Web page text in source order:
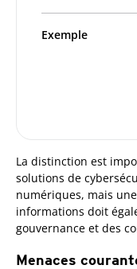
Exemple
La distinction est
solutions de
numériques, mais
informations doit
gouvernance et des
Menaces